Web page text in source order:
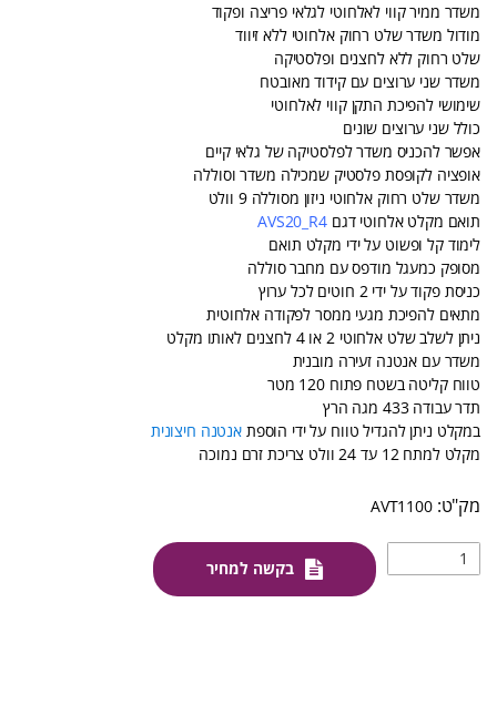
משדר ממיר קווי לאלחוטי לגלאי פריצה ופקוד
מודול משדר שלט רחוק אלחוטי ללא זיווד
שלט רחוק ללא לחצנים ופלסטיקה
משדר שני ערוצים עם קידוד מאובטח
שימושי להפיכת התקן קווי לאלחוטי
כולל שני ערוצים שונים
אפשר להכניס משדר לפלסטיקה של גלאי קיים
אופציה לקופסת פלסטיק שמכילה משדר וסוללה
משדר שלט רחוק אלחוטי ניזון מסוללה 9 וולט
תואם מקלט אלחוטי דגםAVS20_R4
לימוד קל ופשוט על ידי מקלט תואם
מסופק כמעגל מודפס עם מחבר סוללה
כניסת פקוד על ידי 2 חוטים לכל ערוץ
מתאים להפיכת מגעי ממסר לפקודה אלחוטית
ניתן לשלב שלט אלחוטי 2 או 4 לחצנים לאותו מקלט
משדר עם אנטנה זעירה מובנית
טווח קליטה בשטח פתוח 120 מטר
תדר עבודה 433 מגה הרץ
במקלט ניתן להגדיל טווח על ידי הוספת אנטנה חיצונית
מקלט למתח 12 עד 24 וולט צריכת זרם נמוכה
AVT1100
בקשה למחיר